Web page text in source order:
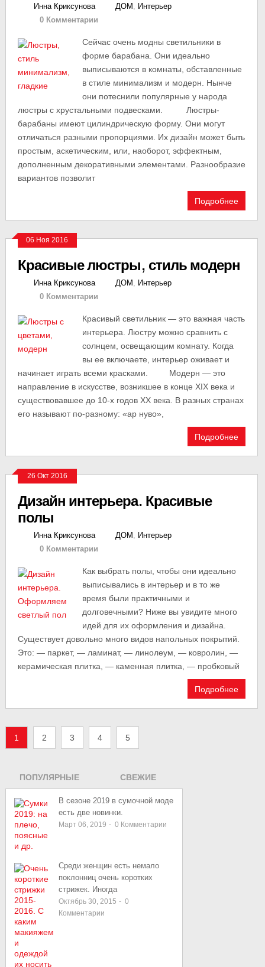
Инна Криксунова ДОМ , Интерьер
0 Комментарии
Сейчас очень модны светильники в
форме барабана. Они идеально
выписываются в комнаты, обставленные
в стиле минимализм и модерн. Нынче
они потеснили популярные у народа
люстры с хрустальными подвесками. Люстры-
барабаны имеют цилиндрическую форму. Они могут
отличаться разными пропорциями. Их дизайн может быть
простым, аскетическим, или, наоборот, эффектным,
дополненным декоративными элементами. Разнообразие
вариантов позволит
Подробнее
06 Ноя 2016
Красивые люстры, стиль модерн
Инна Криксунова ДОМ , Интерьер
0 Комментарии
Красивый светильник — это важная часть
интерьера. Люстру можно сравнить с
солнцем, освещающим комнату. Когда
вы ее включаете, интерьер оживает и
начинает играть всеми красками. Модерн — это
направление в искусстве, возникшее в конце XIX века и
существовавшее до 10-х годов XX века. В разных странах
его называют по-разному: «ар нуво»,
Подробнее
26 Окт 2016
Дизайн интерьера. Красивые
полы
Инна Криксунова ДОМ , Интерьер
0 Комментарии
Как выбрать полы, чтобы они идеально
выписывались в интерьер и в то же
время были практичными и
долговечными? Ниже вы увидите много
идей для их оформления и дизайна.
Существует довольно много видов напольных покрытий.
Это: — паркет, — ламинат, — линолеум, — ковролин, —
керамическая плитка, — каменная плитка, — пробковый
Подробнее
1 2 3 4 5
ПОПУЛЯРНЫЕ
ЗАПИСИ
СВЕЖИЕ
В сезоне 2019 в сумочной моде
есть две новинки.
Март 06, 2019 - 0 Комментарии
Среди женщин есть немало
поклонниц очень коротких
стрижек. Иногда
Октябрь 30, 2015 - 0
Комментарии